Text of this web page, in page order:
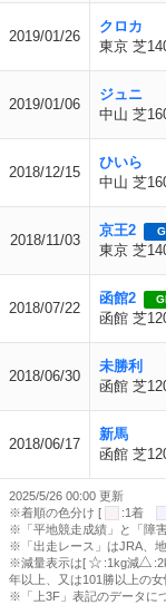
2019/01/26
クロカ
東京 芝
2019/01/06
ジュニ
中山 芝
2018/12/15
ひいら
中山 芝
2018/11/03
京王2
東京 芝
2018/07/22
函館2
函館 芝
2018/06/30
未勝利
函館 芝
2018/06/17
新馬
函館 芝
2025/5/26 00:00 更新
※着順の色分け [
:1着
※「平地競走成績」と「障
※「出走レース」はJRA、
※減量表示は[
:1kg減
年以上、又は101勝以上の女
※「上3F」表記のデータに